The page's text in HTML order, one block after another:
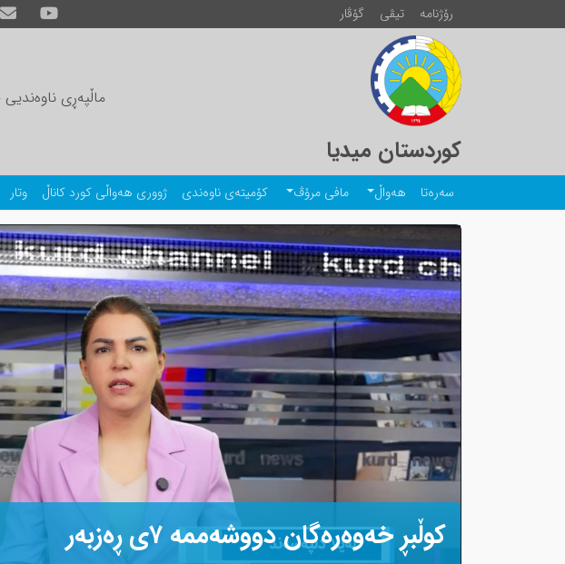
رۆژنامە تیڤی گۆڤار
کوردستان میدیا
ماڵپەڕی
سەرەتا هەواڵ مافی مرۆڤ کۆمیتەی ناوەندی ژووری هەواڵی کورد کاناڵ وتار
کوڵبڕ خەوەرەگان دووشەممە ٧ی ڕەزبەر